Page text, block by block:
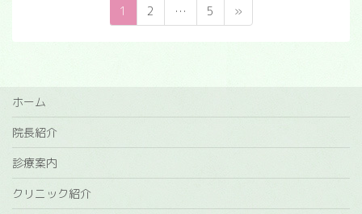
ー
ジ
送
り
ペ
ー
1
ペ
ー
2 …
ペ
ー
5 »
ホーム
院長紹介
診療案内
クリニック紹介